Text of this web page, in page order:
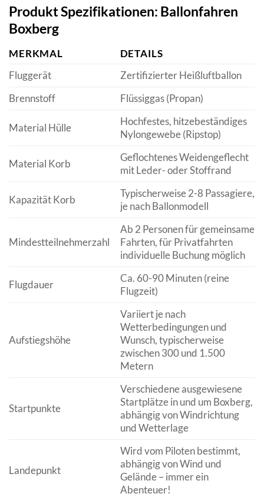
Produkt Spezifikationen: Ballonfahren
Boxberg
MERKMAL
DETAILS
Fluggerät
Zertifizierter Heißluftballon
Brennstoff
Flüssiggas (Propan)
Material Hülle
Hochfestes, hitzebeständiges
Nylongewebe (Ripstop)
Material Korb
Geflochtenes Weidengeflecht
mit Leder- oder Stoffrand
Kapazität Korb
Typischerweise 2-8 Passagiere,
je nach Ballonmodell
Mindestteilnehmerzahl
Ab 2 Personen für gemeinsame
Fahrten, für Privatfahrten
individuelle Buchung möglich
Flugdauer
Ca. 60-90 Minuten (reine
Flugzeit)
Aufstiegshöhe
Variiert je nach
Wetterbedingungen und
Wunsch, typischerweise
zwischen 300 und 1.500
Metern
Startpunkte
Verschiedene ausgewiesene
Startplätze in und um Boxberg,
abhängig von Windrichtung
und Wetterlage
Landepunkt
Wird vom Piloten bestimmt,
abhängig von Wind und
Gelände – immer ein
Abenteuer!